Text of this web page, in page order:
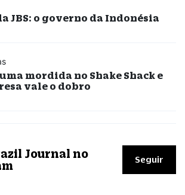
JBS: o governo da Indonésia
mordida no Shake Shack e
vale o dobro
Journal no
Seguir